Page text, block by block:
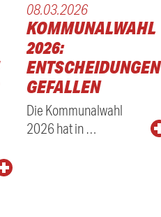
08.03.2026
KOMMUNALWAHL
2026:
ENTSCHEIDUNGEN
GEFALLEN
Die Kommunalwahl
2026 hat in …